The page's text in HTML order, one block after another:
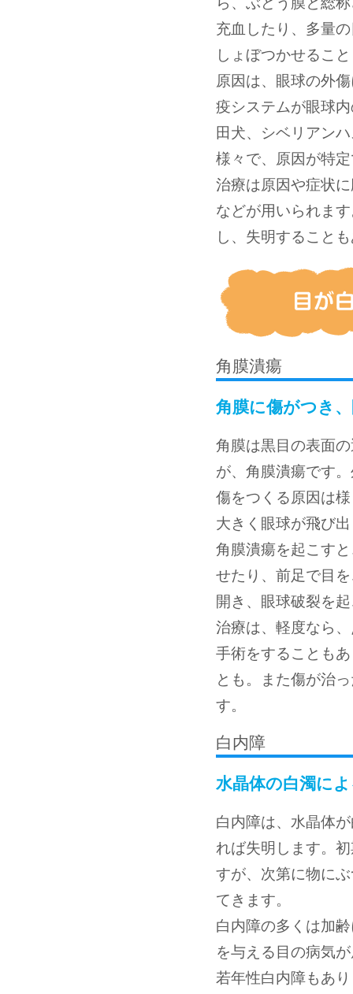
充血したり、多量
しょぼつかせるこ
原因は、眼球の外
疫システムが眼球
田犬、シベリアン
様々で、原因が特
治療は原因や症状
などが用いられま
し、失明すること
角膜潰瘍
角膜に傷がつき
角膜は黒目の表面
が、角膜潰瘍です
傷をつくる原因は
大きく眼球が飛び
角膜潰瘍を起こす
せたり、前足で目
開き、眼球破裂を
治療は、軽度なら
手術をすることも
とも。また傷が治
す。
白内障
水晶体の白濁に
白内障は、水晶体
れば失明します。
すが、次第に物に
てきます。
白内障の多くは加
を与える目の病気
若年性白内障もあ